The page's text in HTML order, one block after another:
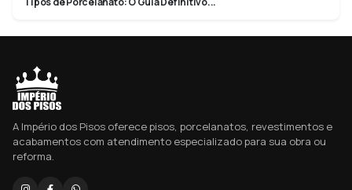
A Império dos Pisos oferece pisos, porcelanatos, revestimentos e
acabamentos com atendimento especializado para sua obra ou
reforma.